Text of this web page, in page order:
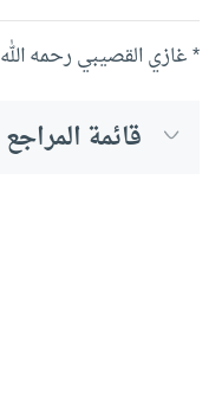
* غازي القصيبي رحمه الله
قائمة المراجع